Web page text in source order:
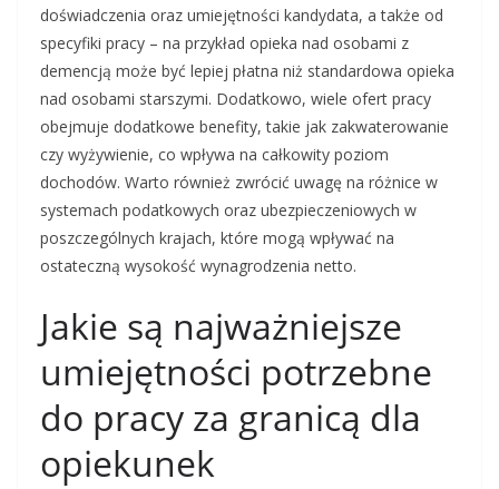
doświadczenia oraz umiejętności kandydata, a także od
specyfiki pracy – na przykład opieka nad osobami z
demencją może być lepiej płatna niż standardowa opieka
nad osobami starszymi. Dodatkowo, wiele ofert pracy
obejmuje dodatkowe benefity, takie jak zakwaterowanie
czy wyżywienie, co wpływa na całkowity poziom
dochodów. Warto również zwrócić uwagę na różnice w
systemach podatkowych oraz ubezpieczeniowych w
poszczególnych krajach, które mogą wpływać na
ostateczną wysokość wynagrodzenia netto.
Jakie są najważniejsze
umiejętności potrzebne
do pracy za granicą dla
opiekunek